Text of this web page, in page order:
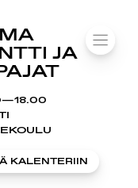
JA
KALENTERIIN